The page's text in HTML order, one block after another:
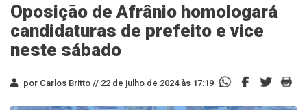
Oposição de Afrânio homologará
candidaturas de prefeito e vice
neste sábado
por Carlos Britto // 22 de julho de 2024 às 17:19